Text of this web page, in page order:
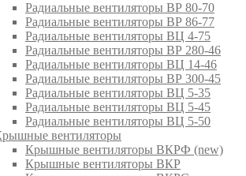
Радиальные вентиляторы ВР 80-70
Радиальные вентиляторы ВР 86-77
Радиальные вентиляторы ВЦ 4-75
Радиальные вентиляторы ВР 280-46
Радиальные вентиляторы ВЦ 14-46
Радиальные вентиляторы ВР 300-45
Радиальные вентиляторы ВЦ 5-35
Радиальные вентиляторы ВЦ 5-45
Радиальные вентиляторы ВЦ 5-50
вентиляторы
Крышные вентиляторы ВКРФ (new)
Крышные вентиляторы ВКР